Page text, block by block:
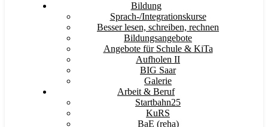
Bildung
Sprach-/Integrationskurse
Besser lesen, schreiben, rechnen
Bildungsangebote
Angebote für Schule & KiTa
Aufholen II
BIG Saar
Galerie
Arbeit & Beruf
Startbahn25
KuRS
BaE (reha)